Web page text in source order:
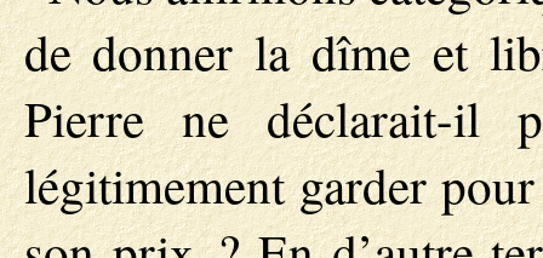
de donner la dîme et
Pierre ne déclarait-il
légitimement garder